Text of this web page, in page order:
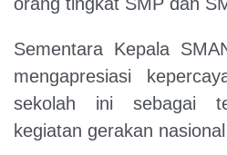
Sementara Kepala
mengapresiasi
sekolah ini sebagai
kegiatan gerakan